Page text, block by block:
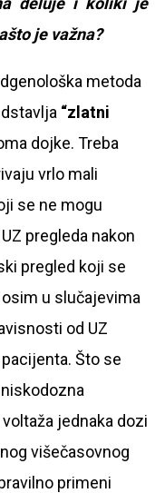
je važna?
metoda
“zlatni
dojke. Treba
vrlo mali
se ne mogu
pregleda nakon
pregled koji se
u slučajevima
od UZ
Što se
jednaka dozi
višečasovnog
primeni